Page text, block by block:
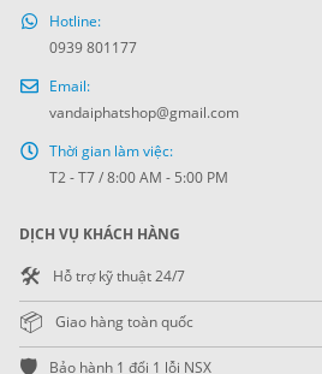
Hotline:
0939 801177
Email:
vandaiphatshop@gmail.com
Thời gian làm việc:
T2 - T7 / 8:00 AM - 5:00 PM
DỊCH VỤ KHÁCH HÀNG
🛠️ Hỗ trợ kỹ thuật 24/7
📦 Giao hàng toàn quốc
🛡️ Bảo hành 1 đổi 1 lỗi NSX